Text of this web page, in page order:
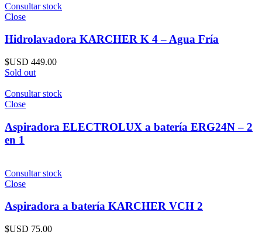
Consultar stock
Close
Hidrolavadora KARCHER K 4 – Agua Fría
$USD 449.00
Sold out
Consultar stock
Close
Aspiradora ELECTROLUX a batería ERG24N – 2
en 1
Consultar stock
Close
Aspiradora a batería KARCHER VCH 2
$USD 75.00